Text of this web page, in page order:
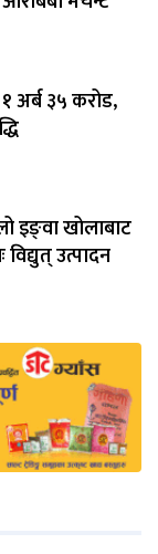
अर्ब ३५ करोड,
इङ्‌वा खोलाबाट
उत्पादन